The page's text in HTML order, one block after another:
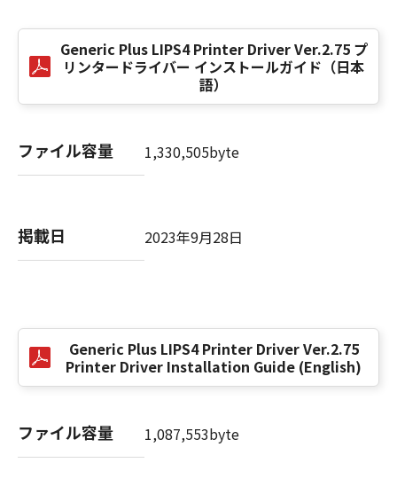
意味し、指し示すものとします。
本契約書のいずれかの条項またはその一部が法
の他の条項は完全に有効に存続するものとしま
す。
以 上
Generic Plus LIPS4 Printer Driver Ver.2.75 プ
リンタードライバー インストールガイド（日本
語）
ファイル容量 1,330,505byte
掲載日 2023年9月28日
Generic Plus LIPS4 Printer Driver Ver.2.75
Printer Driver Installation Guide (English)
ファイル容量 1,087,553byte